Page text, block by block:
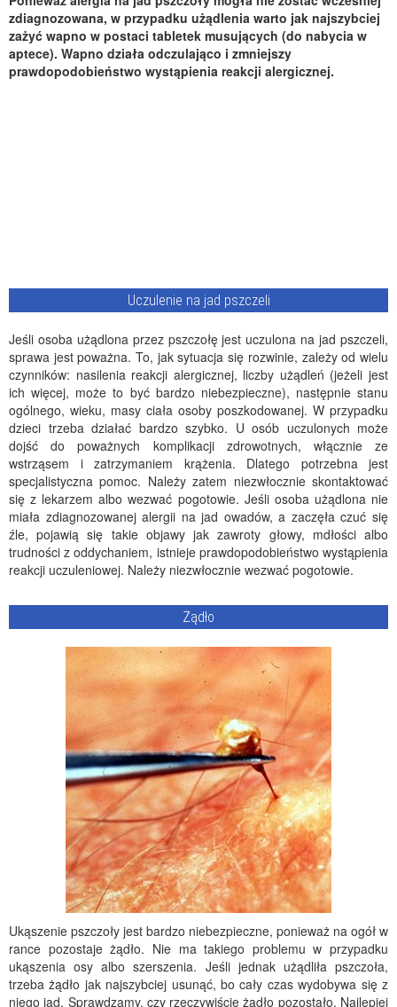
zdiagnozowana, w przypadku użądlenia warto jak najszybciej
zażyć wapno w postaci tabletek musujących (do nabycia w
aptece). Wapno działa odczulająco i zmniejszy
prawdopodobieństwo wystąpienia reakcji alergicznej.
Uczulenie na jad pszczeli
Jeśli osoba użądlona przez pszczołę jest uczulona na jad pszczeli,
sprawa jest poważna. To, jak sytuacja się rozwinie, zależy od wielu
czynników: nasilenia reakcji alergicznej, liczby użądleń (jeżeli jest
ich więcej, może to być bardzo niebezpieczne), następnie stanu
ogólnego, wieku, masy ciała osoby poszkodowanej. W przypadku
dzieci trzeba działać bardzo szybko. U osób uczulonych może
dojść do poważnych komplikacji zdrowotnych, włącznie ze
wstrząsem i zatrzymaniem krążenia. Dlatego potrzebna jest
specjalistyczna pomoc. Należy zatem niezwłocznie skontaktować
się z lekarzem albo wezwać pogotowie. Jeśli osoba użądlona nie
miała zdiagnozowanej alergii na jad owadów, a zaczęła czuć się
źle, pojawią się takie objawy jak zawroty głowy, mdłości albo
trudności z oddychaniem, istnieje prawdopodobieństwo wystąpienia
reakcji uczuleniowej. Należy niezwłocznie wezwać pogotowie.
Żądło
Ukąszenie pszczoły jest bardzo niebezpieczne, ponieważ na ogół w
rance pozostaje żądło. Nie ma takiego problemu w przypadku
ukąszenia osy albo szerszenia. Jeśli jednak użądliła pszczoła,
trzeba żądło jak najszybciej usunąć, bo cały czas wydobywa się z
niego jad. Sprawdzamy, czy rzeczywiście żądło pozostało. Najlepiej